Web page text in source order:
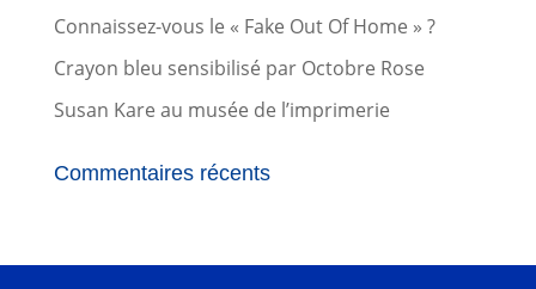
Connaissez-vous le « Fake Out Of Home » ?
Crayon bleu sensibilisé par Octobre Rose
Susan Kare au musée de l’imprimerie
Commentaires récents